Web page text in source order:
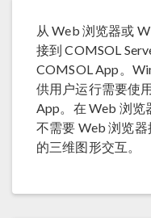
从 Web 浏览器或
接到 COMSOL
COMSOL App。
供用户运行需要使
App。在 Web 浏览
不需要 Web 浏览
的三维图形交互。